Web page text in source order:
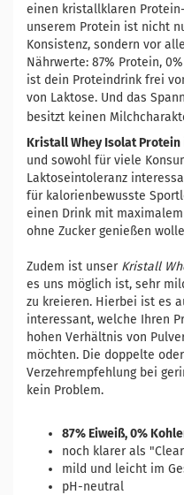
einen kristallklaren
unserem Protein ist nicht
Konsistenz, sondern vor
Nährwerte: 87% Protein,
ist dein Proteindrink frei
von Laktose. Und das
besitzt keinen
Kristall Whey Isolat Protein
und sowohl für viele
Laktoseintoleranz
für kalorienbewusste
einen Drink mit
ohne Zucker genießen
Zudem ist unser Kristall
es uns möglich ist, sehr
zu kreieren. Hierbei ist es
interessant, welche Ihren
hohen Verhältnis von
möchten. Die doppelte
Verzehrempfehlung bei
kein Problem.
87% Eiweiß, 0%
noch klarer als
mild und leicht im
pH-neutral